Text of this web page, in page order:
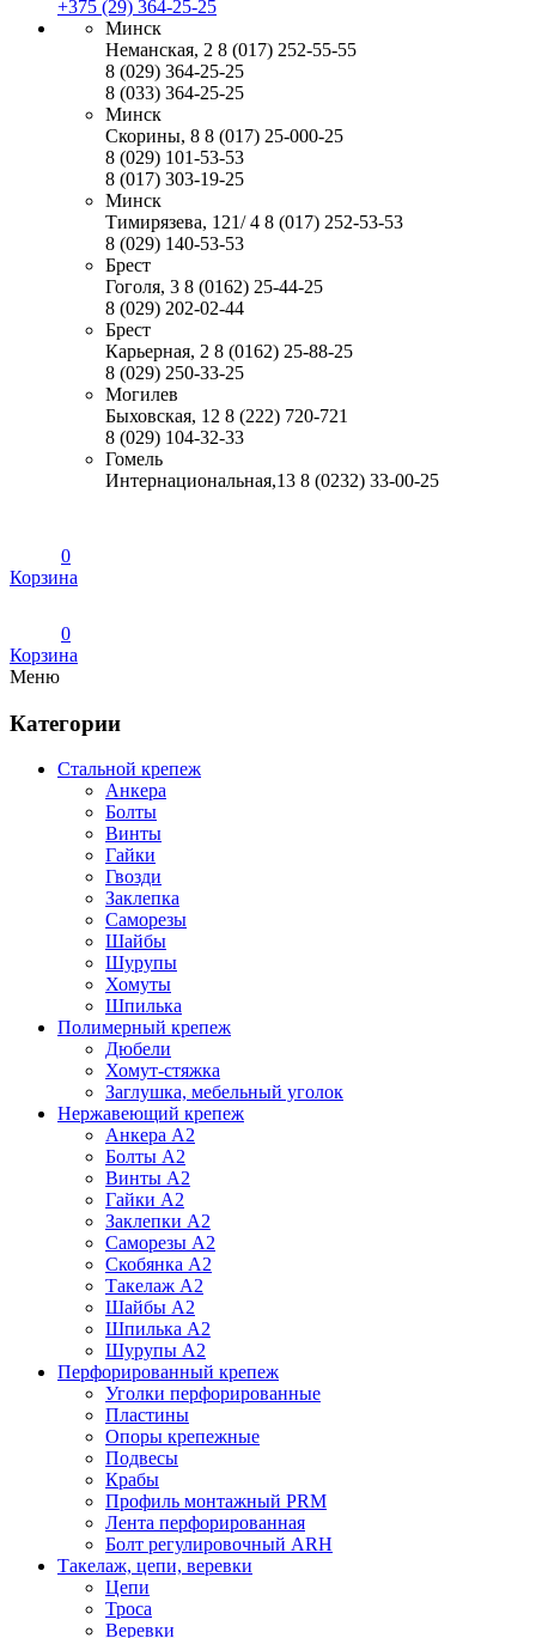
+375 (29) 364-25-25
Минск
Неманская, 2 8 (017) 252-55-55
8 (029) 364-25-25
8 (033) 364-25-25
Минск
Скорины, 8 8 (017) 25-000-25
8 (029) 101-53-53
8 (017) 303-19-25
Минск
Тимирязева, 121/ 4 8 (017) 252-53-53
8 (029) 140-53-53
Брест
Гоголя, 3 8 (0162) 25-44-25
8 (029) 202-02-44
Брест
Карьерная, 2 8 (0162) 25-88-25
8 (029) 250-33-25
Могилев
Быховская, 12 8 (222) 720-721
8 (029) 104-32-33
Гомель
Интернациональная,13 8 (0232) 33-00-25
0
Корзина
0
Корзина
Меню
Категории
Стальной крепеж
Анкера
Болты
Винты
Гайки
Гвозди
Заклепка
Саморезы
Шайбы
Шурупы
Хомуты
Шпилька
Полимерный крепеж
Дюбели
Хомут-стяжка
Заглушка, мебельный уголок
Нержавеющий крепеж
Анкера А2
Болты А2
Винты А2
Гайки А2
Заклепки А2
Саморезы А2
Скобянка А2
Такелаж А2
Шайбы А2
Шпилька А2
Шурупы А2
Перфорированный крепеж
Уголки перфорированные
Пластины
Опоры крепежные
Подвесы
Крабы
Профиль монтажный PRM
Лента перфорированная
Болт регулировочный ARH
Такелаж, цепи, веревки
Цепи
Троса
Веревки